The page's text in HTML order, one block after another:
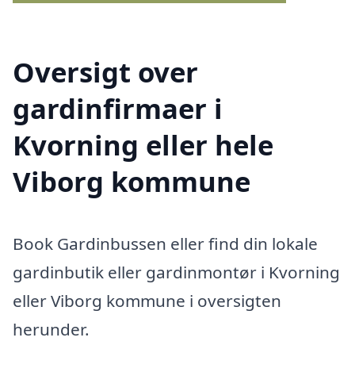
Oversigt over
gardinfirmaer i
Kvorning eller hele
Viborg kommune
Book Gardinbussen eller find din lokale
gardinbutik eller gardinmontør i Kvorning
eller Viborg kommune i oversigten
herunder.